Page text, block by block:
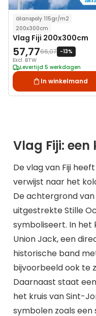
Glanspoly 115gr/m2
200x300cm
Vlag Fiji 200x300cm
57,7766,07 -13%
Excl. BTW
Levertijd 5 werkdagen
In winkelmand
Vlag Fiji:
De vlag van Fiji
verwijst naar het
De achtergrond
uitgestrekte Stille
symboliseert. In
Union Jack, een
historische band
bijvoorbeeld ook te
Daarnaast staat
het kruis van Sint-
symbolen zoals